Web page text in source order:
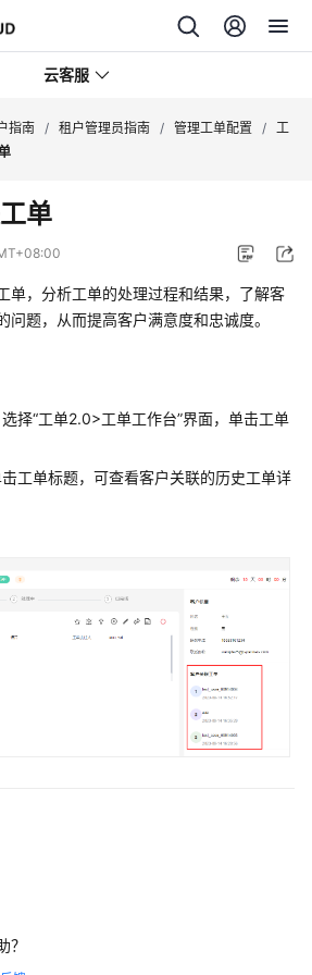
云客服
指南 / 租户管理员指南 / 管理工单配置 / 工
单
单，分析工单的处理过程和结果，了解客
问题，从而提高客户满意度和忠诚度。
择“工单2.0>工单工作台”界面，单击工单
工单标题，可查看客户关联的历史工单详
？